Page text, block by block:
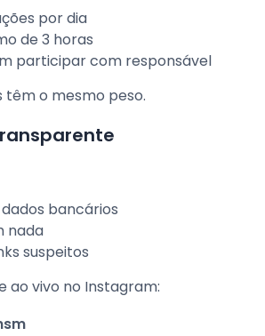
por dia
de 3 horas
participar com responsável
têm o mesmo peso.
bancários
nada
suspeitos
ao vivo no Instagram: